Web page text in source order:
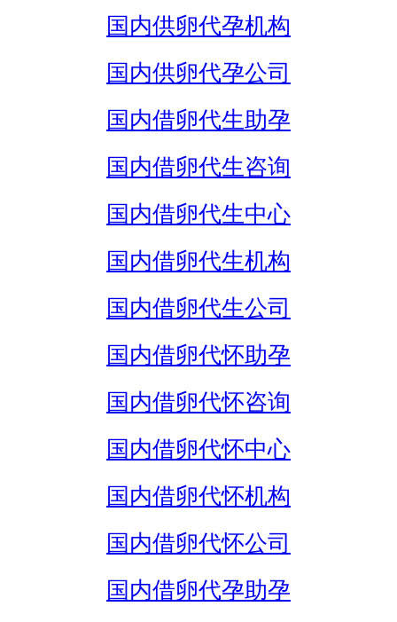
国内供卵代孕机构
国内供卵代孕公司
国内借卵代生助孕
国内借卵代生咨询
国内借卵代生中心
国内借卵代生机构
国内借卵代生公司
国内借卵代怀助孕
国内借卵代怀咨询
国内借卵代怀中心
国内借卵代怀机构
国内借卵代怀公司
国内借卵代孕助孕